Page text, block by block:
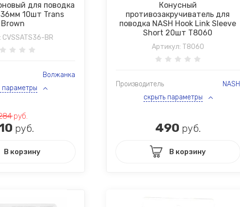
для поводка
10шт Trans
Brown
CVSSATS36-BR
Волжанка
параметры
руб.
руб.
В корзину
Конусный
противозакручиватель для
поводка NASH Hook Link Sleeve
Short 20шт T8060
Артикул: T8060
Производитель
NASH
скрыть параметры
490 руб.
В корзину